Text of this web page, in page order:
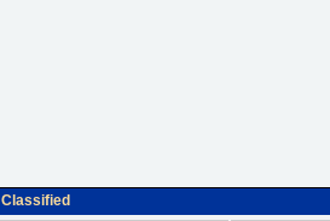
Classified